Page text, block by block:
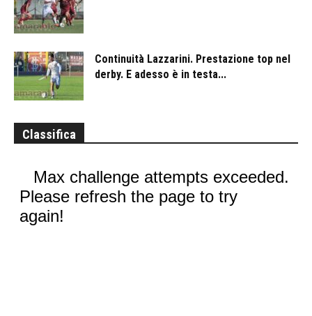
Continuità Lazzarini. Prestazione top nel
derby. E adesso è in testa...
Classifica